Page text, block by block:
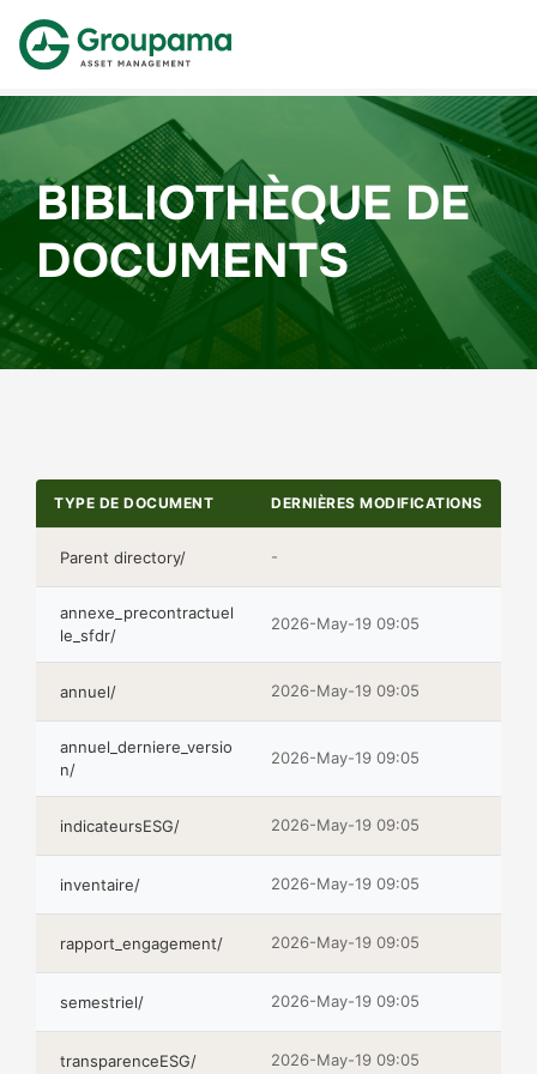
BIBLIOTHÈQUE DE
DOCUMENTS
TYPE DE DOCUMENT DERNIÈRES MODIFICATIONS
Parent directory/ -
annexe_precontractuel
le_sfdr/
2026-May-19 09:05
annuel/ 2026-May-19 09:05
annuel_derniere_versio
n/
2026-May-19 09:05
indicateursESG/ 2026-May-19 09:05
inventaire/ 2026-May-19 09:05
rapport_engagement/ 2026-May-19 09:05
semestriel/ 2026-May-19 09:05
transparenceESG/ 2026-May-19 09:05